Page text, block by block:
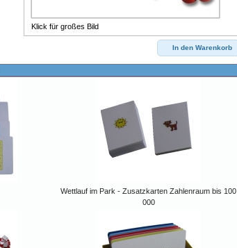
Klick für großes Bild
In den Warenkorb
Wettlauf im Park - Zusatzkarten Zahlenraum bis 100
000